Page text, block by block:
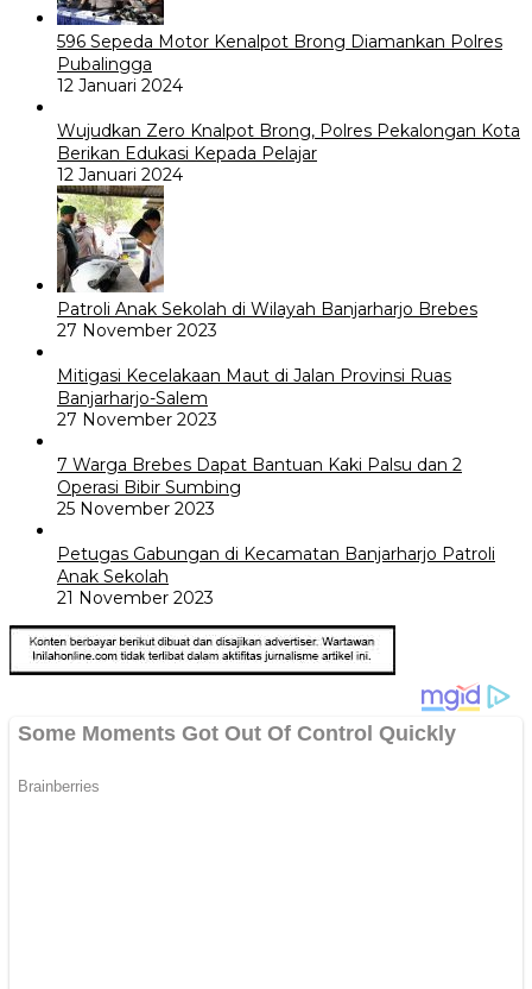
596 Sepeda Motor Kenalpot Brong Diamankan Polres
Pubalingga
12 Januari 2024
Wujudkan Zero Knalpot Brong, Polres Pekalongan Kota
Berikan Edukasi Kepada Pelajar
12 Januari 2024
Patroli Anak Sekolah di Wilayah Banjarharjo Brebes
27 November 2023
Mitigasi Kecelakaan Maut di Jalan Provinsi Ruas
Banjarharjo-Salem
27 November 2023
7 Warga Brebes Dapat Bantuan Kaki Palsu dan 2
Operasi Bibir Sumbing
25 November 2023
Petugas Gabungan di Kecamatan Banjarharjo Patroli
Anak Sekolah
21 November 2023